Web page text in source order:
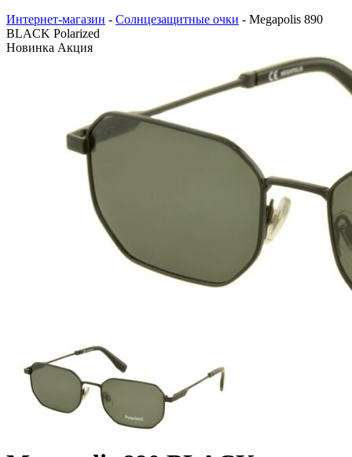
Интернет-магазин - Солнцезащитные очки - Megapolis 890
BLACK Polarized
Новинка Акция